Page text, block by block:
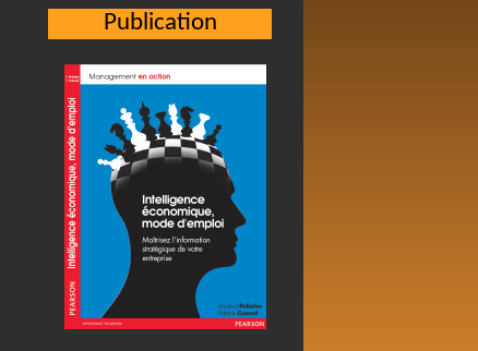
Publication